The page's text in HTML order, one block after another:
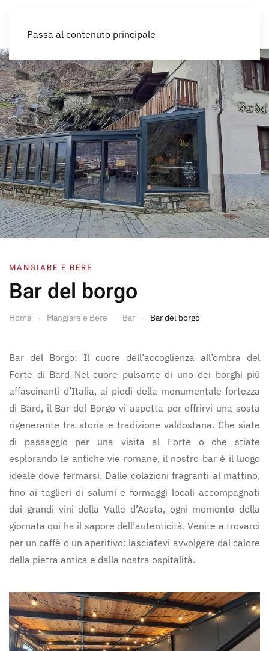
Passa al contenuto principale
MANGIARE E BERE
Bar del borgo
Home Mangiare e Bere Bar Bar del borgo
Bar del Borgo: Il cuore dell’accoglienza all’ombra del
Forte di Bard Nel cuore pulsante di uno dei borghi più
affascinanti d’Italia, ai piedi della monumentale fortezza
di Bard, il Bar del Borgo vi aspetta per offrirvi una sosta
rigenerante tra storia e tradizione valdostana. Che siate
di passaggio per una visita al Forte o che stiate
esplorando le antiche vie romane, il nostro bar è il luogo
ideale dove fermarsi. Dalle colazioni fragranti al mattino,
fino ai taglieri di salumi e formaggi locali accompagnati
dai grandi vini della Valle d’Aosta, ogni momento della
giornata qui ha il sapore dell’autenticità. Venite a trovarci
per un caffè o un aperitivo: lasciatevi avvolgere dal calore
della pietra antica e dalla nostra ospitalità.